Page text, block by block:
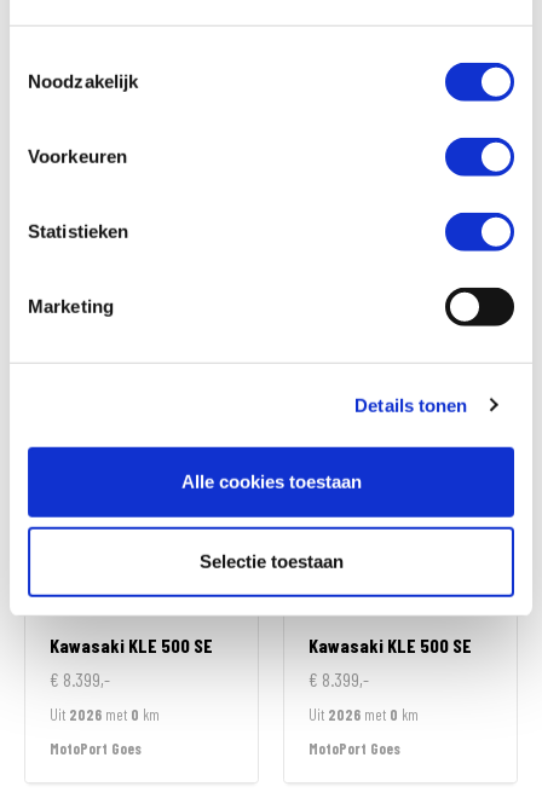
Noodzakelijk
Voorkeuren
Statistieken
Marketing
Details tonen
Alle cookies toestaan
Selectie toestaan
€ 7.990,-
Uit2022met15100km
Uit2026met0km
MotoPort Goes
Kawasaki KLE 500 SE
€ 8.399,-
Uit 2026 met 0 km
MotoPort Goes
Kawasaki KLE 500 SE
€ 8.399,-
Uit 2026 met 0 km
MotoPort Goes